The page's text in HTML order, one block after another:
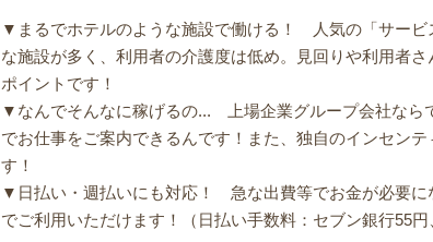
▼まるでホテルのような施設で働ける！ 人気の「サービ
な施設が多く、利用者の介護度は低め。見回りや利用者
ポイントです！
▼なんでそんなに稼げるの... 上場企業グループ会社なら
でお仕事をご案内できるんです！また、独自のインセン
す！
▼日払い・週払いにも対応！ 急な出費等でお金が必要に
でご利用いただけます！（日払い手数料：セブン銀行55円